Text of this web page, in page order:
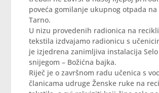
poveća gomilanje ukupnog otpada
Tarno.
U nizu provedenih radionica na
tekstila izdvajamo radionicu s
je izjedrena zanimljiva instalacija
snijegom – Božićna bajka.
Riječ je o završnom radu učenica s
članicama udruge Ženske ruke na